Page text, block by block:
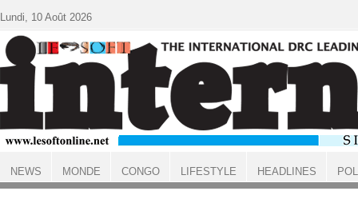
ACCUEIL
Lundi, 10 Août 2026
NEWS MONDE CONGO LIFESTYLE HEADLINES